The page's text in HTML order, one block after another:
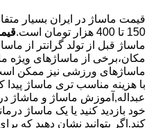
قیمت ماساژ در ایران بسیار
150 تا 400 هزار تومان است.
ماساژ قبل از تولد گرانتر از
مکان،برخی از ماساژهای ویژه
ماساژهای ورزشی نیز ممکن است
با هزینه مناسب تری ماساژ پیدا
عبداله,آموزش ماساژ و ماشاژ
خود بازدید کنید یا یک ماساژ
کند.اگر بتوانید نشان دهید که